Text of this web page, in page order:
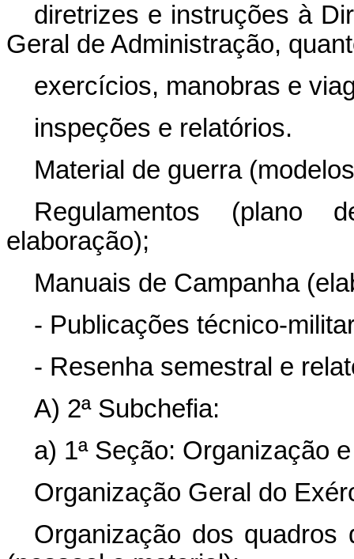
diretrizes e instruções à
Geral de Administração,
exercícios, manobras e
inspeções e relatórios.
Material de guerra
Regulamentos (plano
elaboração);
Manuais de Campanha
- Publicações técnico-
- Resenha semestral e
A) 2ª Subchefia:
a) 1ª Seção: Organização
Organização Geral do
Organização dos